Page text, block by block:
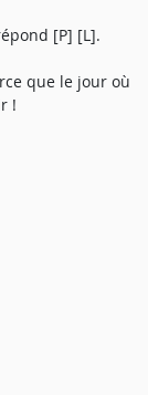
[P] [L].
que le jour où
!